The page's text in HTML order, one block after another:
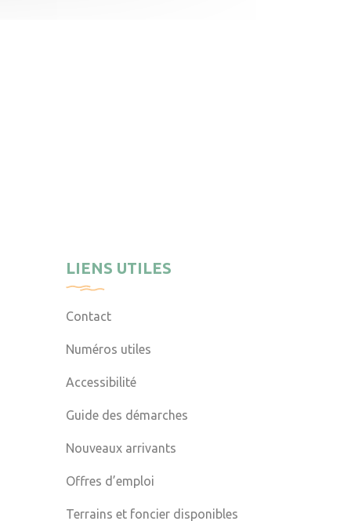
LIENS UTILES
Contact
Numéros utiles
Accessibilité
Guide des démarches
Nouveaux arrivants
Offres d’emploi
Terrains et foncier disponibles